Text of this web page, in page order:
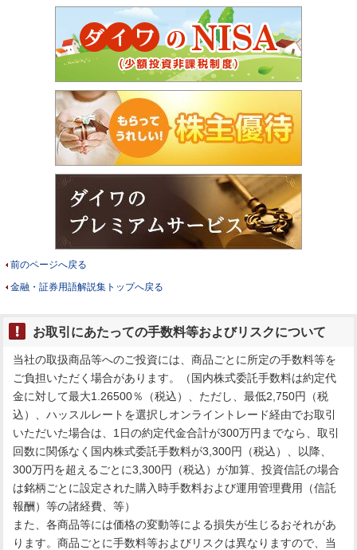
前のページへ戻る
金融・証券用語解説集トップへ戻る
お取引にあたっての手数料等およびリスクについて
当社の取扱商品等へのご投資には、商品ごとに所定の手数料等を
ご負担いただく場合があります。（国内株式委託手数料は約定代
金に対して最大1.26500％（税込）、ただし、最低2,750円（税
込）、ハッスルレートを選択しオンライントレード経由でお取引
いただいた場合は、1日の約定代金合計が300万円までなら、取引
回数に関係なく国内株式委託手数料が3,300円（税込）、以降、
300万円を超えるごとに3,300円（税込）が加算、投資信託の場合
は銘柄ごとに設定された購入時手数料および運用管理費用（信託
報酬）等の諸経費、等）
また、各商品等には価格の変動等による損失が生じるおそれがあ
ります。商品ごとに手数料等およびリスクは異なりますので、当